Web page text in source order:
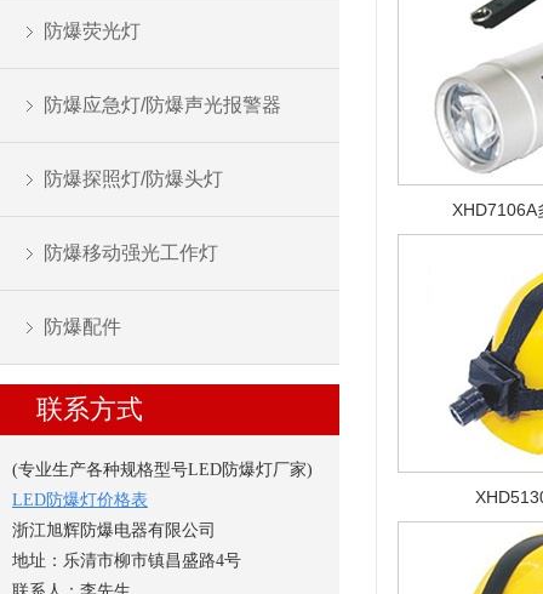
防爆荧光灯
防爆应急灯/防爆声光报警器
防爆探照灯/防爆头灯
防爆移动强光工作灯
防爆配件
联系方式
(专业生产各种规格型号LED防爆灯厂家)
LED防爆灯价格表
浙江旭辉防爆电器有限公司
地址：乐清市柳市镇昌盛路4号
XHD7106A